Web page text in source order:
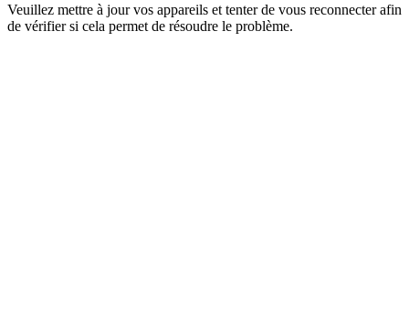
Veuillez mettre à jour vos appareils et tenter de vous reconnecter afin
de vérifier si cela permet de résoudre le problème.